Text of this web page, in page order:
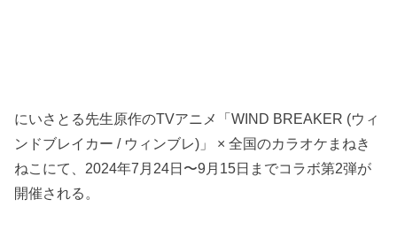
にいさとる先生原作のTVアニメ「WIND BREAKER (ウィ
ンドブレイカー / ウィンブレ)」 × 全国のカラオケまねき
ねこにて、2024年7月24日〜9月15日までコラボ第2弾が
開催される。